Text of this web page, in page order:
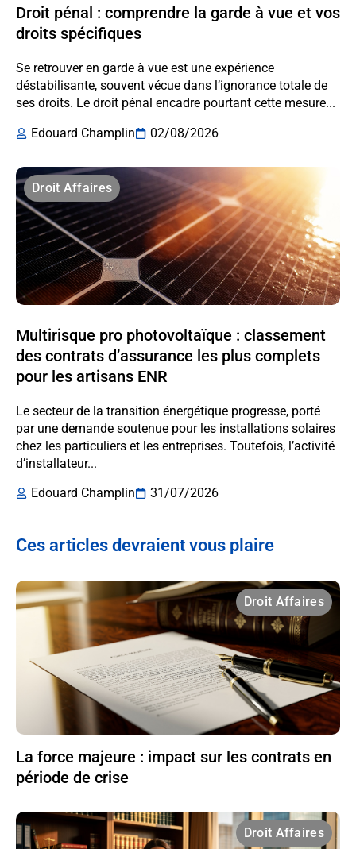
Droit pénal : comprendre la garde à vue et vos
droits spécifiques
Se retrouver en garde à vue est une expérience
déstabilisante, souvent vécue dans l’ignorance totale de
ses droits. Le droit pénal encadre pourtant cette mesure...
Edouard Champlin
02/08/2026
Droit Affaires
Multirisque pro photovoltaïque : classement
des contrats d’assurance les plus complets
pour les artisans ENR
Le secteur de la transition énergétique progresse, porté
par une demande soutenue pour les installations solaires
chez les particuliers et les entreprises. Toutefois, l’activité
d’installateur...
Edouard Champlin
31/07/2026
Ces articles devraient vous plaire
Droit Affaires
La force majeure : impact sur les contrats en
période de crise
Droit Affaires